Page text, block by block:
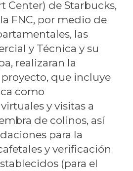
Center) de Starbucks,
FNC, por medio de
las
y Técnica y su
realizaran la
que incluye
como
y visitas a
de colinos, así
para la
y verificación
(para el